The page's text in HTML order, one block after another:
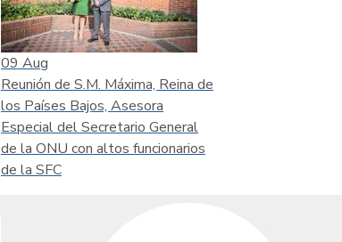
09 Aug
Reunión de S.M. Máxima, Reina de
los Países Bajos, Asesora
Especial del Secretario General
de la ONU con altos funcionarios
de la SFC